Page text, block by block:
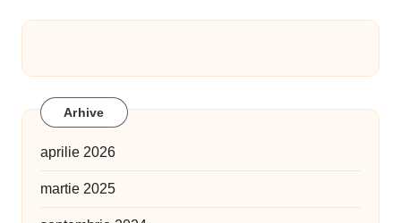
Arhive
aprilie 2026
martie 2025